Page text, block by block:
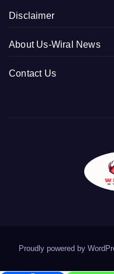
Disclaimer
About Us-Wiral News
Contact Us
Proudly powered by